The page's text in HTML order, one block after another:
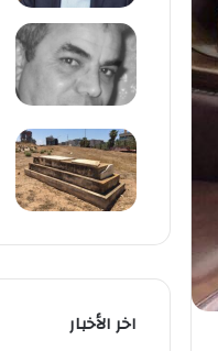
اخر الأخبار